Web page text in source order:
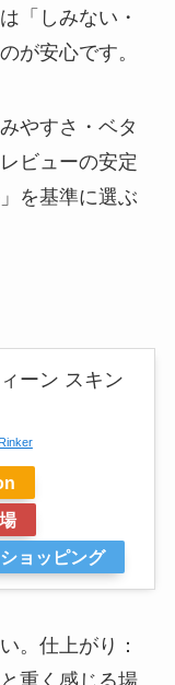
「しみない・
が安心です。
やすさ・ベタ
ビューの安定
を基準に選ぶ
ーン スキン
Rinker
ョッピング
。仕上がり：